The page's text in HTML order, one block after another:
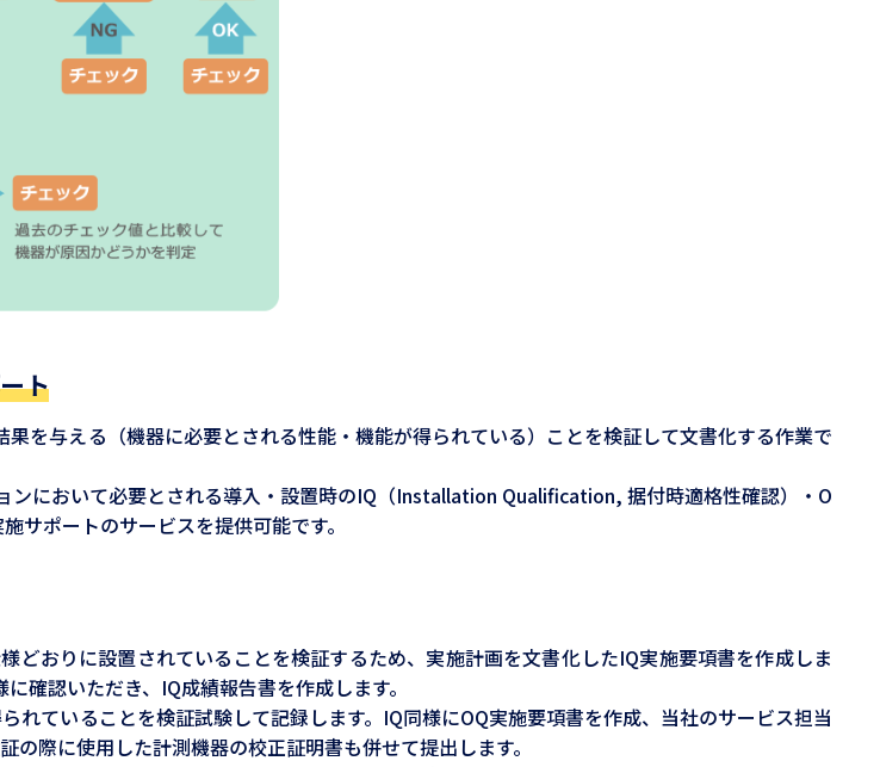
ト
を与える（機器に必要とされる性能・機能が得られている）ことを検証して文書化する作業で
ンにおいて必要とされる導入・設置時のIQ（Installation Qualification, 据付時適格性確認）・O
ポートのサービスを提供可能です。
おりに設置されていることを検証するため、実施計画を文書化したIQ実施要項書を作成しま
確認いただき、IQ成績報告書を作成します。
ていることを検証試験して記録します。IQ同様にOQ実施要項書を作成、当社のサービス担当
際に使用した計測機器の校正証明書も併せて提出します。